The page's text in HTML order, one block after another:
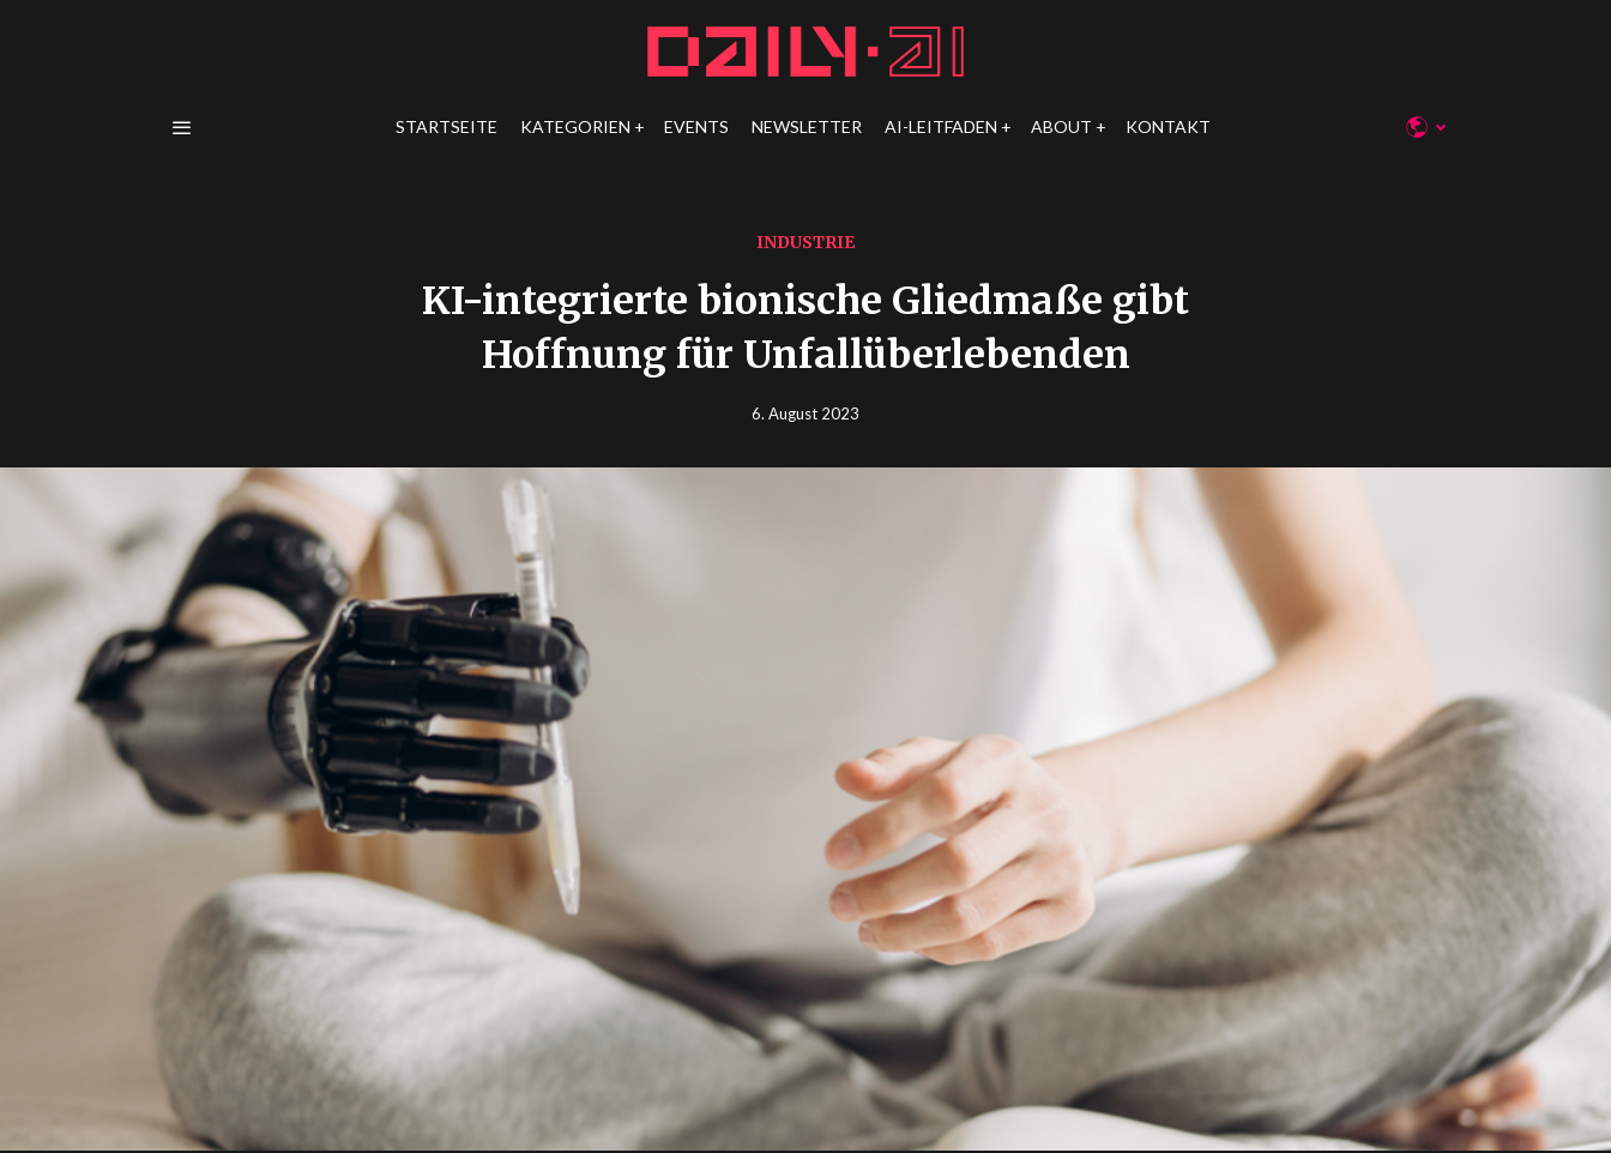
STARTSEITE KATEGORIEN EVENTS NEWSLETTER AI-LEITFADEN ABOUT KONTAKT
INDUSTRIE
KI-integrierte bionische Gliedmaße gibt
Hoffnung für Unfallüberlebenden
6. August 2023